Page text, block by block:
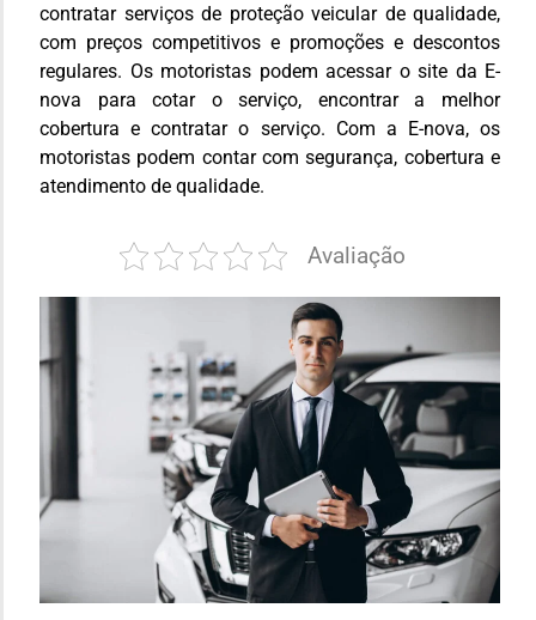
contratar serviços de proteção veicular de qualidade,
com preços competitivos e promoções e descontos
regulares. Os motoristas podem acessar o site da E-
nova para cotar o serviço, encontrar a melhor
cobertura e contratar o serviço. Com a E-nova, os
motoristas podem contar com segurança, cobertura e
atendimento de qualidade.
Avaliação